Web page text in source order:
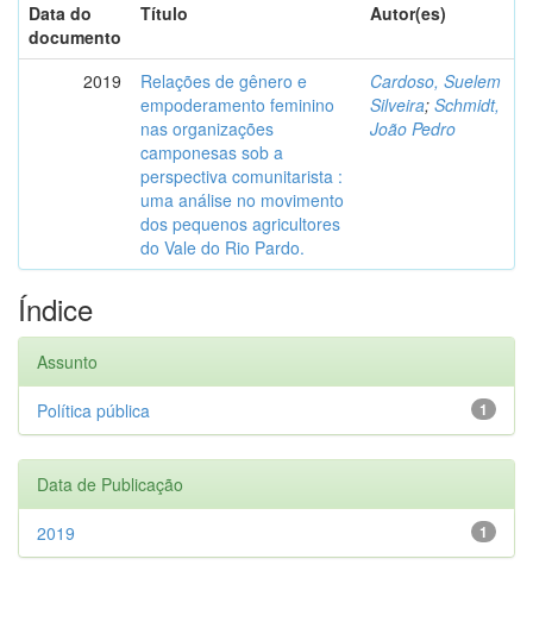
Data do
documento
Título Autor(es)
2019
Relações de gênero e
empoderamento feminino
nas organizações
camponesas sob a
perspectiva comunitarista :
uma análise no movimento
dos pequenos agricultores
do Vale do Rio Pardo.
Cardoso, Suelem
Silveira; Schmidt,
João Pedro
Índice
Assunto
1
Política pública
Data de Publicação
1
2019